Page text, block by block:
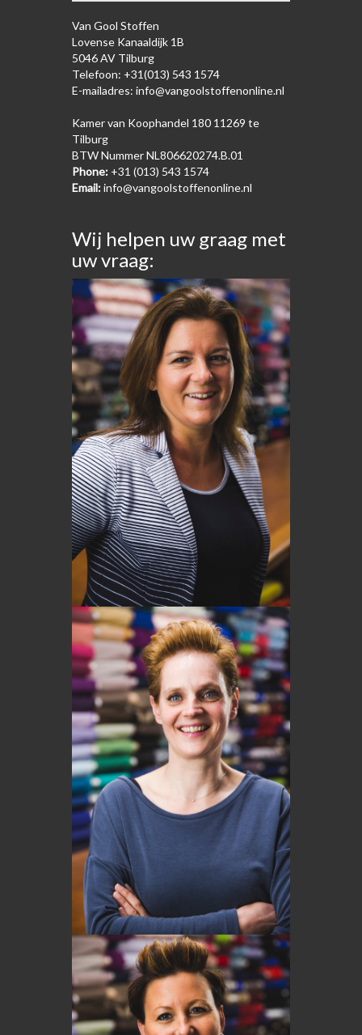
Van Gool Stoffen
Lovense Kanaaldijk 1B
5046 AV Tilburg
Telefoon: +31(013) 543 1574
E-mailadres: info@vangoolstoffenonline.nl
Kamer van Koophandel 180 11269 te
Tilburg
BTW Nummer NL806620274.B.01
Phone: +31 (013) 543 1574
Email:info@vangoolstoffenonline.nl
Wij helpen uw graag met
uw vraag: